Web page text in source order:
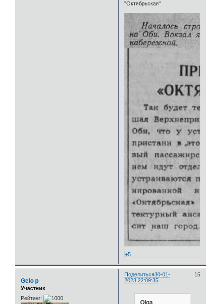
"Октябрьская"
+5
Поделиться 15
30-01-
2023 22:09:35
Gelo p
Участник
Рейтинг: